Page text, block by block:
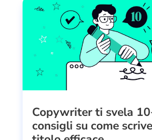
Copywriter ti svela
consigli su come